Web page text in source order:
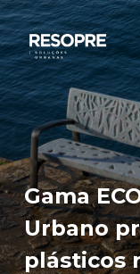
Gama
Urbano
plásticos